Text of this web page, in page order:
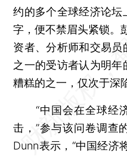
约的多个全球经济论
字，便不禁眉头紧锁。
资者、分析师和交易
之一的受访者认为明
糟糕的之一，仅次于深
“中国会在全球经济
击，”参与该问卷调查
Dunn表示，“中国经济